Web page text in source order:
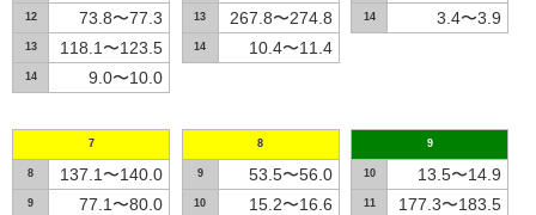
12 73.8〜77.3
13 118.1〜123.5
14 9.0〜10.0
13 267.8〜274.8
14 10.4〜11.4
14 3.4〜3.9
7
8 137.1〜140.0
9 77.1〜80.0
8
9 53.5〜56.0
10 15.2〜16.6
9
10 13.5〜14.9
11 177.3〜183.5